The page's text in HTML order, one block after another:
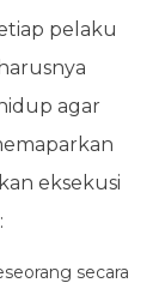
pelaku
agar
eksekusi
secara